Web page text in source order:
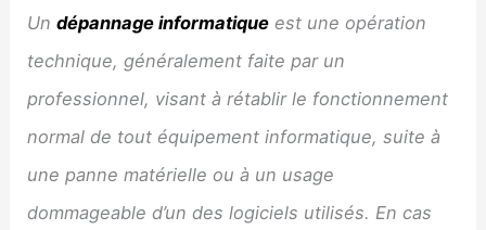
Undépannage informatique est une opération
technique, généralement faite par un
professionnel, visant à rétablir le fonctionnement
normal de tout équipement informatique, suite à
une panne matérielle ou à un usage
dommageable d’un des logiciels utilisés. En cas